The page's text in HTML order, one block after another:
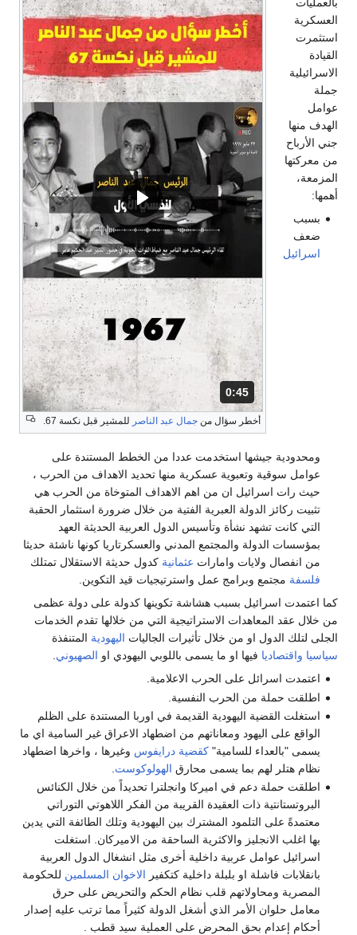
المدة: 45 ثانية.
0:45
أخطر سؤال من جمال عبد الناصر للمشير قبل نكسة 67.
العسكرية
استثمرت
القيادة
الاسرائيلية
جملة
عوامل
الهدف منها
جني الأرباح
من معركتها
المزمعة،
أهمها:
بسبب
ضعف
اسرائيل
ومحدودية جيشها استخدمت عددا من الخطط المستندة على
عوامل سوقية وتعبوية عسكرية منها تحديد الاهداف من الحرب ،
حيث رات اسرائيل ان من اهم الاهداف المتوخاة من الحرب هي
تثبيت ركائز الدولة العبرية الفتية من خلال ضرورة استثمار الحقبة
التي كانت تشهد نشأة وتأسيس الدول العربية الحديثة العهد
بمؤسسات الدولة والمجتمع المدني والعسكرتاريا كونها ناشئة حديثا
من انفصال ولايات وامارات عثمانية كدول حديثة الاستقلال تمتلك
فلسفة مجتمع وبرامج عمل واسترتيجيات قيد التكوين.
كما اعتمدت اسرائيل بسبب هشاشة تكوينها كدولة على دولة عظمى
من خلال عقد المعاهدات الاستراتيجية التي من خلالها تقدم الخدمات
الجلى لتلك الدول او من خلال تأثيرات الجاليات اليهودية المتنفذة
سياسيا واقتصاديا فيها او ما يسمى باللوبي اليهودي او الصهيوني.
اعتمدت اسرائل على الحرب الاعلامية.
اطلقت حملة من الحرب النفسية.
استغلت القضية اليهودية القديمة في اوربا المستندة على الظلم
الواقع على اليهود ومعاناتهم من اضطهاد الاعراق غير السامية اي ما
يسمى "بالعداء للسامية"كقضية درايفوس وغيرها ، واخرها اضطهاد
نظام هتلر لهم بما يسمى محارق الهولوكوست
اطلقت حملة دعم في اميركا وانجلترا تحديداً من خلال الكنائس
البروتستانتية ذات العقيدة القريبة من الفكر اللاهوتي التوراتي
معتمدةً على التلمود المشترك بين اليهودية وتلك الطائفة التي يدين
بها اغلب الانجليز والاكثرية الساحقة من الاميركان. استغلت
اسرائيل عوامل عربية داخلية أخرى مثل انشغال الدول العربية
بانقلابات فاشلة او بلبلة داخلية كتكفير الاخوان المسلمين للحكومة
المصرية ومحاولاتهم قلب نظام الحكم والتحريض على حرق
معامل حلوان الأمر الذي أشغل الدولة كثيراً مما ترتب عليه إصدار
أحكام إعدام بحق المحرض على العملية سيد قطب .